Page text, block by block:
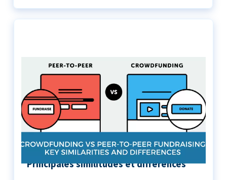
Crowdfunding vs Peer-to-Peer :
Principales similitudes et différences